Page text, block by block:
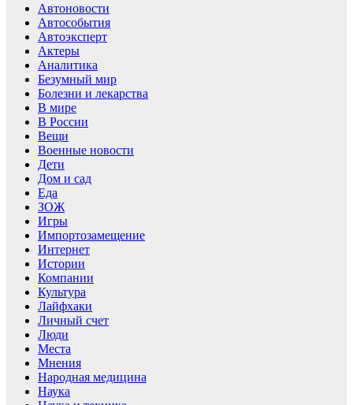
Автоновости
Автособытия
Автоэксперт
Актеры
Аналитика
Безумный мир
Болезни и лекарства
В мире
В России
Вещи
Военные новости
Дети
Дом и сад
Еда
ЗОЖ
Игры
Импортозамещение
Интернет
Истории
Компании
Культура
Лайфхаки
Личный счет
Люди
Места
Мнения
Народная медицина
Наука